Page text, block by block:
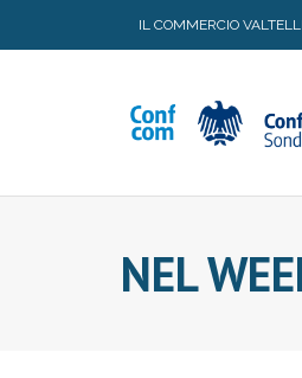
IL COMMERCIO
NEL